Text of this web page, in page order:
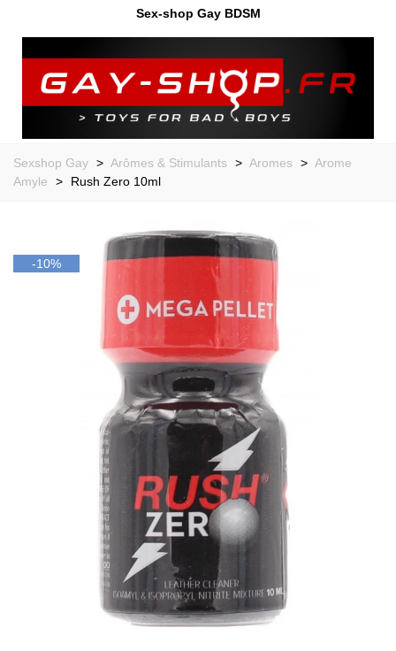
Sex-shop Gay BDSM
Sexshop Gay > Arômes & Stimulants > Aromes > Arome
Amyle
> Rush Zero 10ml
-10%